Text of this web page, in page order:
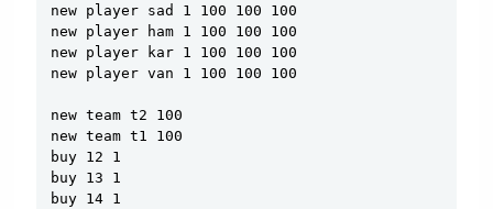
new player sad 1 100 100 100
new player ham 1 100 100 100
new player kar 1 100 100 100
new player van 1 100 100 100
new team t2 100
new team t1 100
buy 12 1
buy 13 1
buy 14 1